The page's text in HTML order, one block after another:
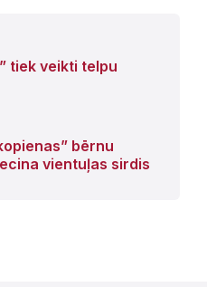
tiek veikti telpu
bērnu
vientuļas sirdis